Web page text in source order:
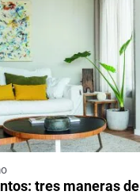
tres maneras